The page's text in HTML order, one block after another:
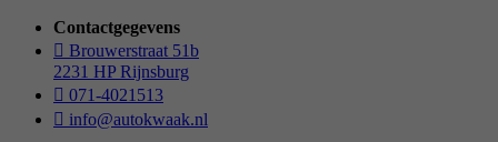
Contactgegevens
Brouwerstraat 51b
2231 HP Rijnsburg
071-4021513
info@autokwaak.nl